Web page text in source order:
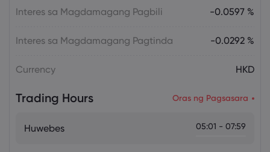
Interes sa Magdamagang Pagbili -0.0597 %
Interes sa Magdamagang Pagtinda -0.0292 %
Currency HKD
Trading Hours Oras ng Pagsasara
Huwebes 05:01 - 07:59